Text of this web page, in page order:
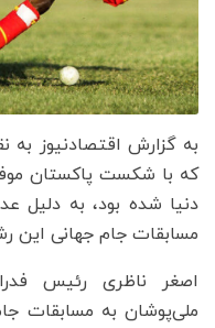
به گزارش اقتصادنیوز به
که با شکست پاکستان
دنیا شده بود، به دلیل
مسابقات جام جهانی این
اصغر ناظری رئیس
ملی‌پوشان به مسابقات